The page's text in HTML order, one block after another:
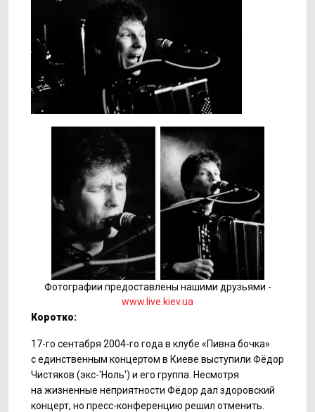
Фотографии предоставлены нашими друзьями -
www.live.kiev.ua
Коротко:
17-го сентабря 2004-го года в клубе «Пивна бочка»
с единственным концертом в Киеве выступили Фёдор
Чистяков (экс-'Ноль') и его группа. Несмотря
на жизненные неприятности Фёдор дал здоровский
концерт, но пресс-конференцию решил отменить.